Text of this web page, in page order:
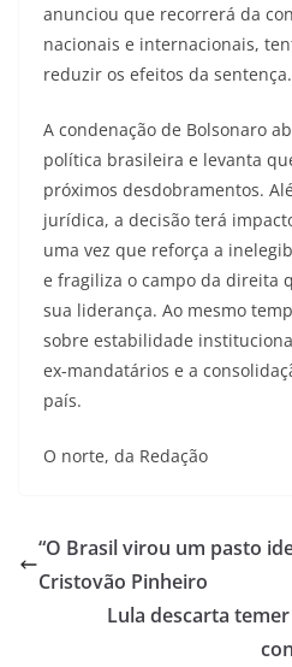
anunciou que recorrerá da
nacionais e internacionais,
reduzir os efeitos da sentença.
A condenação de Bolsonaro
política brasileira e levanta
próximos desdobramentos.
jurídica, a decisão terá
uma vez que reforça a
e fragiliza o campo da direita
sua liderança. Ao mesmo
sobre estabilidade
ex-mandatários e a
país.
O norte, da Redação
“O Brasil virou um pasto
Cristovão Pinheiro
Lula descarta